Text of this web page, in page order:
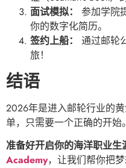
面试模拟：
参加学院
你的数字化简历。
签约上船：
通过邮轮
旅！
结语
2026年是进入邮轮行业的
单，只需要一个正确的开始。
准备好开启你的海洋职业生
Academy，让我们帮你把梦